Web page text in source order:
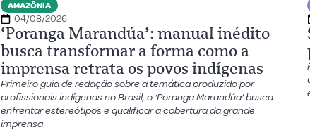
AMAZÔNIA
04/08/2026
‘Poranga Marandúa’: manual inédito
busca transformar a forma como a
imprensa retrata os povos indígenas
Primeiro guia de redação sobre a temática produzido por
profissionais indígenas no Brasil, o ‘Poranga Marandúa’ busca
enfrentar estereótipos e qualificar a cobertura da grande
imprensa